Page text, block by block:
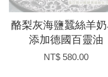
酪梨灰海鹽蠶絲羊
添加德國百靈油
NT$ 580.00